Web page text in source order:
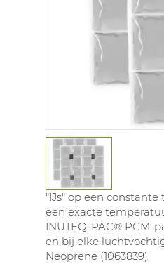
"IJs" op een
een exacte
INUTEQ‑PAC®
en bij elke
Neoprene (1063839).